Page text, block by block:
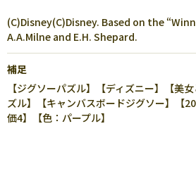
(C)Disney(C)Disney. Based on the
A.A.Milne and E.H. Shepard.
補足
【ジグソーパズル】【ディズニー】【美
ズル】【キャンバスボードジグソー】【
価4】【色：パープル】